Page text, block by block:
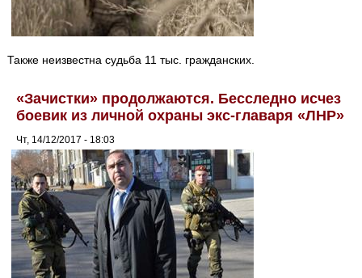
Также неизвестна судьба 11 тыс. гражданских.
«Зачистки» продолжаются. Бесследно исчез
боевик из личной охраны экс-главаря «ЛНР»
Чт, 14/12/2017 - 18:03